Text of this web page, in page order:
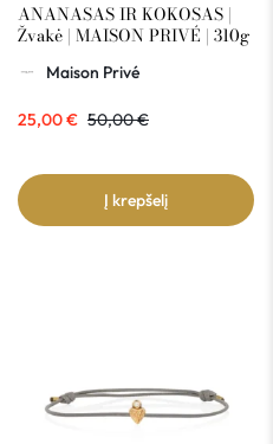
ANANASAS IR KOKOSAS |
Žvakė | MAISON PRIVÉ | 310g
Maison Privé
50,00€
25,00€
Į krepšelį